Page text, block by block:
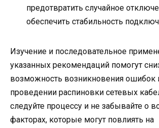
предотвратить случайное
обеспечить стабильность
Изучение и последовательное
указанных рекомендаций помогут
возможность возникновения ошибок
проведении распиновки сетевых
следуйте процессу и не забывайте о
факторах, которые могут повлиять на